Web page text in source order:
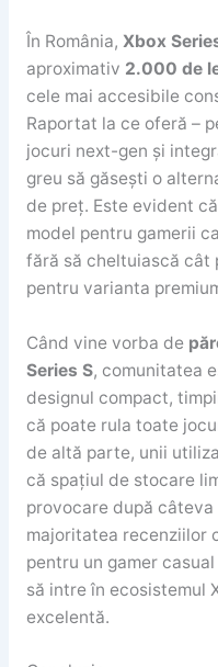
În România, Xbox
aproximativ 2.000 de
cele mai accesibile
Raportat la ce oferă –
jocuri next-gen și
greu să găsești o
de preț. Este evident
model pentru gamerii
fără să cheltuiască cât
pentru varianta
Când vine vorba de
Series S, comunitatea
designul compact,
că poate rula toate
de altă parte, unii
că spațiul de stocare
provocare după
majoritatea recenziilor
pentru un gamer
să intre în ecosistemul
excelentă.